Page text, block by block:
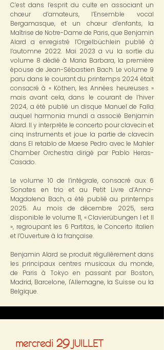
C’est dans l’esprit du culte en associant un
chœur d’amateurs, l’Ensemble vocal
Bergamasque, et un chœur d’enfants, la
Maîtrise de Notre-Dame de Paris, que Benjamin
Alard a enregistré l’Orgelbüchlein publié à
l’automne 2022. Mai 2023 a vu la sortie du
volume 8 dédié à Maria Barbara, la première
épouse de Jean-Sébastien Bach. Le volume 9
paru dans le courant du printemps 2024 était
consacré à « Köthen, les Années heureuses »
mais avant cela, dans le courant de l’hiver
2024, a été publié un disque Manuel de Falla
auquel harmonia mundi a associé Benjamin
Alard. Il y interprète le concerto pour clavecin et
cinq instruments et joue la partie de clavecin
dans El retablo de Maese Pedro avec le Mahler
Chamber Orchestra dirigé par Pablo Heras-
Casado.
Le volume 10 de l’intégrale, consacré aux 6
Sonates en trio et au Petit Livre d’Anna-
Magdalena Bach, a été publié au printemps
2025. Au mois de décembre 2025, sera
disponible le volume 11, « Clavierübungen I et II
», regroupant les 6 Partitas, le Concerto italien
et l’Ouverture à la française.
Benjamin Alard se produit régulièrement dans
les principaux centres musicaux du monde,
de Paris à Tokyo en passant par Boston,
Madrid, Barcelone, l'Allemagne, la Suisse ou la
Belgique.
mercredi 29 JUILLET